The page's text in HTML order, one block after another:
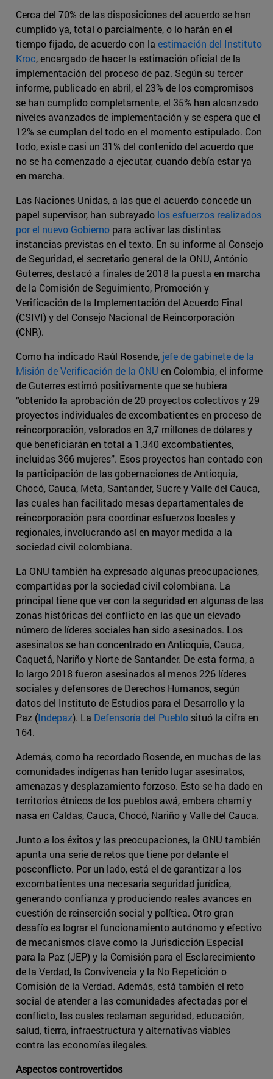
Cerca del 70% de las disposiciones del acuerdo se han
cumplido ya, total o parcialmente, o lo harán en el
tiempo fijado, de acuerdo con la estimación del Instituto
Kroc, encargado de hacer la estimación oficial de la
implementación del proceso de paz. Según su tercer
informe, publicado en abril, el 23% de los compromisos
se han cumplido completamente, el 35% han alcanzado
niveles avanzados de implementación y se espera que el
12% se cumplan del todo en el momento estipulado. Con
todo, existe casi un 31% del contenido del acuerdo que
no se ha comenzado a ejecutar, cuando debía estar ya
en marcha.
Las Naciones Unidas, a las que el acuerdo concede un
papel supervisor, han subrayado los esfuerzos realizados
por el nuevo Gobierno para activar las distintas
instancias previstas en el texto. En su informe al Consejo
de Seguridad, el secretario general de la ONU, António
Guterres, destacó a finales de 2018 la puesta en marcha
de la Comisión de Seguimiento, Promoción y
Verificación de la Implementación del Acuerdo Final
(CSIVI) y del Consejo Nacional de Reincorporación
(CNR).
Como ha indicado Raúl Rosende, jefe de gabinete de la
Misión de Verificación de la ONU en Colombia, el informe
de Guterres estimó positivamente que se hubiera
“obtenido la aprobación de 20 proyectos colectivos y 29
proyectos individuales de excombatientes en proceso de
reincorporación, valorados en 3,7 millones de dólares y
que beneficiarán en total a 1.340 excombatientes,
incluidas 366 mujeres”. Esos proyectos han contado con
la participación de las gobernaciones de Antioquia,
Chocó, Cauca, Meta, Santander, Sucre y Valle del Cauca,
las cuales han facilitado mesas departamentales de
reincorporación para coordinar esfuerzos locales y
regionales, involucrando así en mayor medida a la
sociedad civil colombiana.
La ONU también ha expresado algunas preocupaciones,
compartidas por la sociedad civil colombiana. La
principal tiene que ver con la seguridad en algunas de las
zonas históricas del conflicto en las que un elevado
número de líderes sociales han sido asesinados. Los
asesinatos se han concentrado en Antioquia, Cauca,
Caquetá, Nariño y Norte de Santander. De esta forma, a
lo largo 2018 fueron asesinados al menos 226 líderes
sociales y defensores de Derechos Humanos, según
datos del Instituto de Estudios para el Desarrollo y la
Paz (Indepaz). La Defensoría del Pueblo situó la cifra en
164.
Además, como ha recordado Rosende, en muchas de las
comunidades indígenas han tenido lugar asesinatos,
amenazas y desplazamiento forzoso. Esto se ha dado en
territorios étnicos de los pueblos awá, embera chamí y
nasa en Caldas, Cauca, Chocó, Nariño y Valle del Cauca.
Junto a los éxitos y las preocupaciones, la ONU también
apunta una serie de retos que tiene por delante el
posconflicto. Por un lado, está el de garantizar a los
excombatientes una necesaria seguridad jurídica,
generando confianza y produciendo reales avances en
cuestión de reinserción social y política. Otro gran
desafío es lograr el funcionamiento autónomo y efectivo
de mecanismos clave como la Jurisdicción Especial
para la Paz (JEP) y la Comisión para el Esclarecimiento
de la Verdad, la Convivencia y la No Repetición o
Comisión de la Verdad. Además, está también el reto
social de atender a las comunidades afectadas por el
conflicto, las cuales reclaman seguridad, educación,
salud, tierra, infraestructura y alternativas viables
contra las economías ilegales.
Aspectos controvertidos